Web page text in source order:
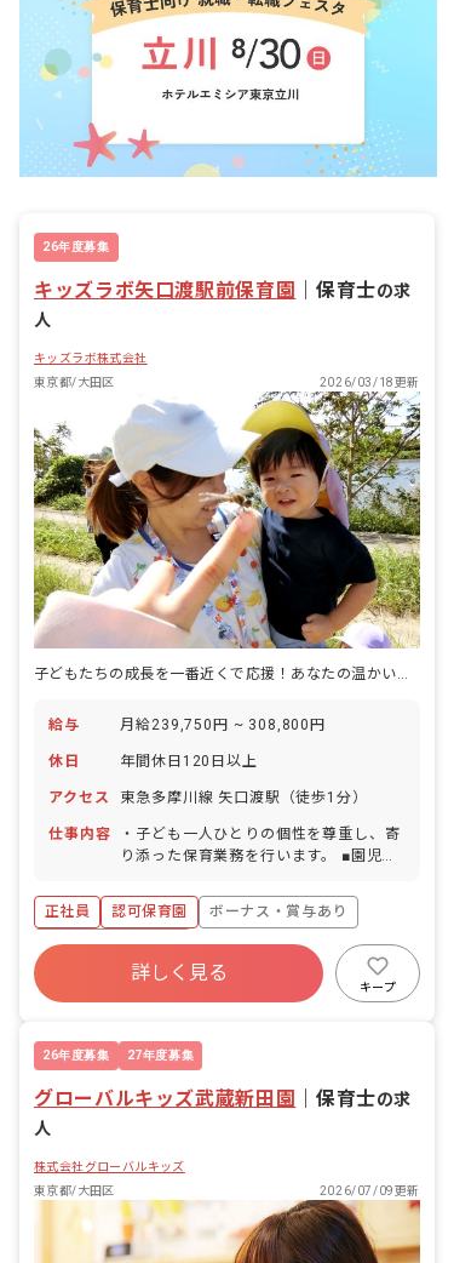
26年度募集
キッズラボ矢口渡駅前保育園 保育士の求
人
キッズラボ株式会社
東京都/大田区
2026/03/18更新
子どもたちの成長を一番近くで応援！あなたの温かい心が輝く場所がここにあります。
給与 月給239,750円 ~ 308,800円
休日 年間休日120日以上
アクセス 東急多摩川線 矢口渡駅（徒歩1分）
仕事内容
・子ども一人ひとりの個性を尊重し、寄
り添った保育業務を行います。 ■園児年
正社員
認可保育園
ボーナス・賞与あり
年間休日120日以上
寮・住宅・家賃補助あり
社会保険完備
残業少なめ
詳しく見る
キープ
26年度募集 27年度募集
グローバルキッズ武蔵新田園 保育士の求
人
株式会社グローバルキッズ
東京都/大田区
2026/07/09更新